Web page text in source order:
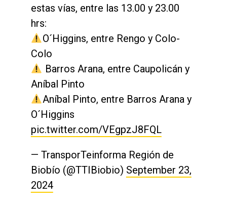
estas vías, entre las 13.00 y 23.00
hrs:
O´Higgins, entre Rengo y Colo-
Colo
Barros Arana, entre Caupolicán y
Aníbal Pinto
Aníbal Pinto, entre Barros Arana y
O´Higgins
pic.twitter.com/VEgpzJ8FQL
— TransporTeinforma Región de
Biobío (@TTIBiobio) September 23,
2024